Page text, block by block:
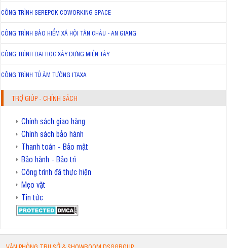
CÔNG TRÌNH SEREPOK COWORKING SPACE
CÔNG TRÌNH BẢO HIỂM XÃ HỘI TÂN CHÂU - AN GIANG
CÔNG TRÌNH ĐẠI HỌC XÂY DỰNG MIỀN TÂY
CÔNG TRÌNH TỦ ÂM TƯỜNG ITAXA
TRỢ GIÚP - CHÍNH SÁCH
Chính sách giao hàng
Chính sách bảo hành
Thanh toán - Bảo mật
Bảo hành - Bảo trì
Công trình đã thực hiện
Mẹo vặt
Tin tức